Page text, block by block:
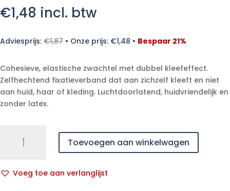
€1,48 incl. btw
Adviesprijs: €1,87 • Onze prijs: €1,48 • Bespaar 21%
Cohesieve, elastische zwachtel met dubbel kleefeffect.
Zelfhechtend fixatieverband dat aan zichzelf kleeft en niet
aan huid, haar of kleding. Luchtdoorlatend, huidvriendelijk en
zonder latex.
x
Toevoegen aan winkelwagen
Voeg toe aan verlanglijst